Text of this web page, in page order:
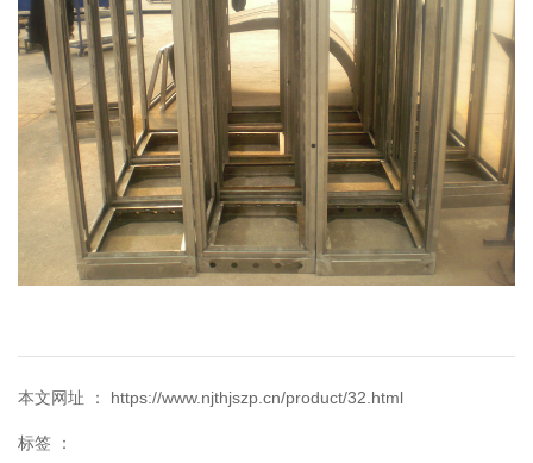
本文网址 ： https://www.njthjszp.cn/product/32.html
标签 ：